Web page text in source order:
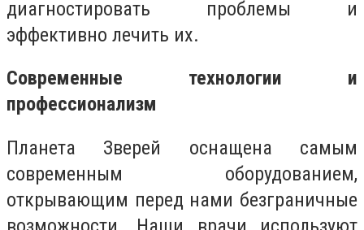
диагностировать проблемы и
эффективно лечить их.
Современные технологии и
профессионализм
Планета Зверей оснащена самым
современным оборудованием,
открывающим перед нами безграничные